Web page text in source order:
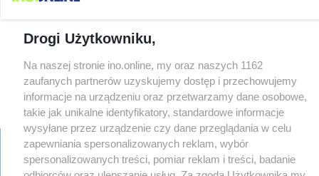
Drogi Użytkowniku,
Na naszej stronie ino.online, my oraz naszych 1162
zaufanych partnerów uzyskujemy dostęp i przechowujemy
informacje na urządzeniu oraz przetwarzamy dane osobowe,
takie jak unikalne identyfikatory, standardowe informacje
wysyłane przez urządzenie czy dane przeglądania w celu
zapewniania spersonalizowanych reklam, wybór
spersonalizowanych treści, pomiar reklam i treści, badanie